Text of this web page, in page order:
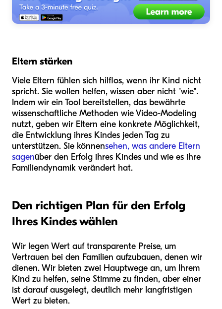
Eltern stärken
Viele Eltern fühlen sich hilflos, wenn ihr Kind nicht
spricht. Sie wollen helfen, wissen aber nicht "wie".
Indem wir ein Tool bereitstellen, das bewährte
wissenschaftliche Methoden wie Video-Modeling
nutzt, geben wir Eltern eine konkrete Möglichkeit,
die Entwicklung ihres Kindes jeden Tag zu
unterstützen. Sie könnensehen, was andere Eltern
sagenüber den Erfolg ihres Kindes und wie es ihre
Familiendynamik verändert hat.
Den richtigen Plan für den Erfolg
Ihres Kindes wählen
Wir legen Wert auf transparente Preise, um
Vertrauen bei den Familien aufzubauen, denen wir
dienen. Wir bieten zwei Hauptwege an, um Ihrem
Kind zu helfen, seine Stimme zu finden, aber einer
ist darauf ausgelegt, deutlich mehr langfristigen
Wert zu bieten.